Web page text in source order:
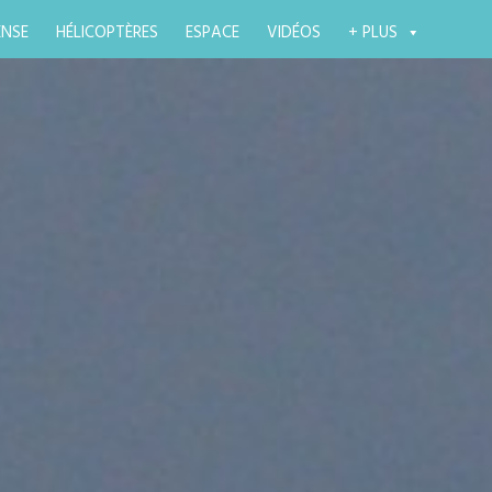
HÉLICOPTÈRES ESPACE VIDÉOS + PLUS